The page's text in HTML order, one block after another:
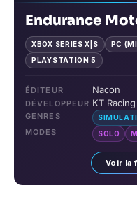
Endurance
XBOX SERIES X|S
PC
PLAYSTATION 5
ÉDITEUR Nacon
DÉVELOPPEUR KT Racing
GENRES
MODES SOLO
Voir la